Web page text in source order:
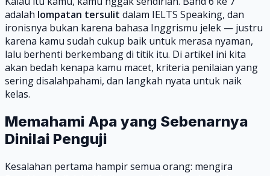
adalah lompatan tersulit dalam IELTS Speaking, dan
ironisnya bukan karena bahasa Inggrismu jelek — justru
karena kamu sudah cukup baik untuk merasa nyaman,
lalu berhenti berkembang di titik itu. Di artikel ini kita
akan bedah kenapa kamu macet, kriteria penilaian yang
sering disalahpahami, dan langkah nyata untuk naik
kelas.
Memahami Apa yang Sebenarnya
Dinilai Penguji
Kesalahan pertama hampir semua orang: mengira